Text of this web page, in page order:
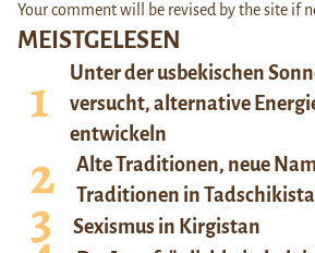
MEISTGELESEN
Unter der usbekischen
versucht, alternative
entwickeln
Alte Traditionen, neue
Traditionen in
Sexismus in Kirgistan
Your comment will be revised by the site if